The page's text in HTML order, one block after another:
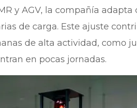
y AGV, la compañía adapta
de carga. Este ajuste
de alta actividad, como
en pocas jornadas.